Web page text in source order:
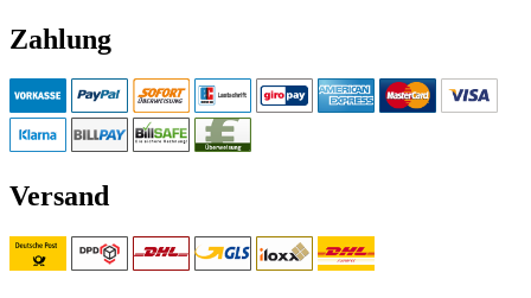
Zahlung
Versand